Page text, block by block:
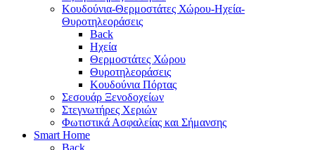
Κουδούνια-Θερμοστάτες Χώρου-Ηχεία-
Θυροτηλεοράσεις
Back
Ηχεία
Θερμοστάτες Χώρου
Θυροτηλεοράσεις
Κουδούνια Πόρτας
Σεσουάρ Ξενοδοχείων
Στεγνωτήρες Χεριών
Φωτιστικά Ασφαλείας και Σήμανσης
Smart Home
Back